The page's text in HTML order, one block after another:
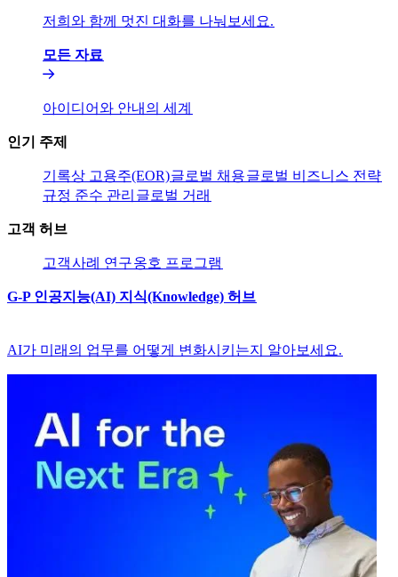
저희와 함께 멋진 대화를 나눠보세요.​​
모든 자료​​
아이디어와 안내의 세계​​
인기 주제​​
기록상 고용주(EOR)​​글로벌 채용​​글로벌 비즈니스 전략​​
규정 준수 관리​​ 글로벌 거래​​
고객 허브​​
고객​​사례 연구​​옹호 프로그램​​
G-P 인공지능(AI) 지식(Knowledge) 허브​​
AI가 미래의 업무를 어떻게 변화시키는지 알아보세요.​​